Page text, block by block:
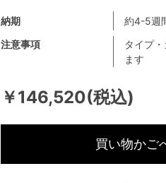
￥146,520(税込)
注意事項
タイプ
ます
納期 約4-5週
買い物かご